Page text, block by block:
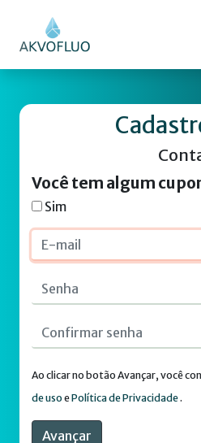
Você tem algum
Sim
Ao clicar no botão Avançar, você
de usoePolítica de Privacidade.